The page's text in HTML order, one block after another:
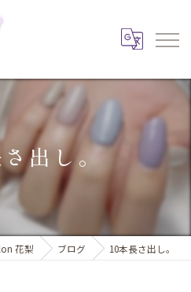
出し。
花梨 ブログ 10本長さ出し。